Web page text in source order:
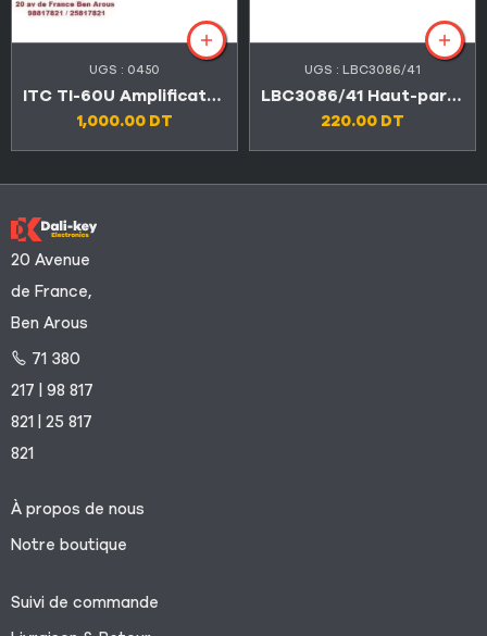
UGS : 0450
ITC TI-60U Amplificateur mélangeur USB/EQ 60W 3 entrées microphones
1,000.00 DT
UGS : LBC3086/41
LBC3086/41 Haut-parleur de plafond 9W avec dôme anti-feu métallique
220.00 DT
20 Avenue
de France,
Ben Arous
71 380
217 | 98 817
821 | 25 817
821
À propos de nous
Notre boutique
Suivi de commande